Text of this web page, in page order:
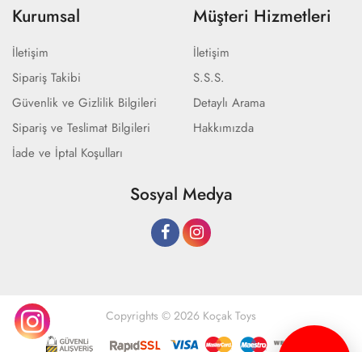
Kurumsal
İletişim
Sipariş Takibi
Güvenlik ve Gizlilik Bilgileri
Sipariş ve Teslimat Bilgileri
İade ve İptal Koşulları
Müşteri Hizmetleri
İletişim
S.S.S.
Detaylı Arama
Hakkımızda
Sosyal Medya
Copyrights © 2026 Koçak Toys